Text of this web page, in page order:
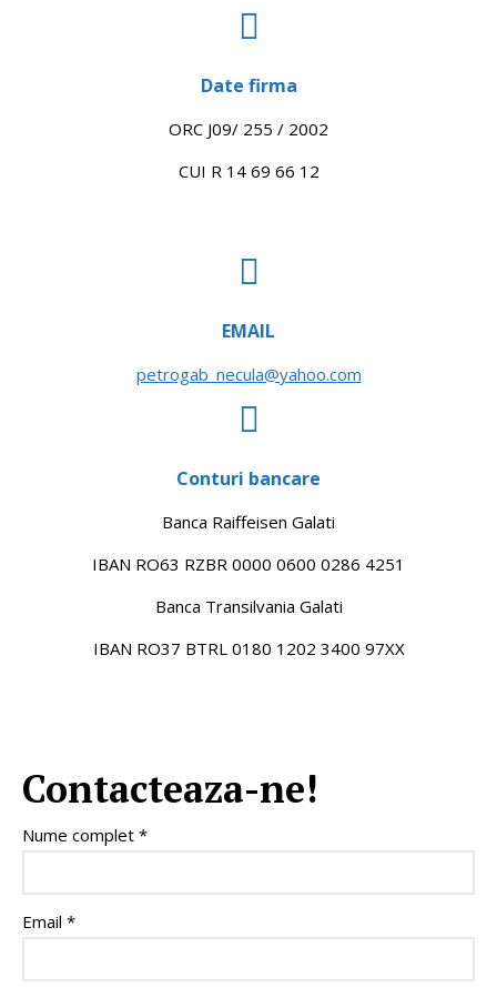
Date firma
ORC J09/ 255 / 2002
CUI R 14 69 66 12
EMAIL
petrogab_necula@yahoo.com
Conturi bancare
Banca Raiffeisen Galati
IBAN RO63 RZBR 0000 0600 0286 4251
Banca Transilvania Galati
IBAN RO37 BTRL 0180 1202 3400 97XX
Contacteaza-ne!
Nume complet *
Email *